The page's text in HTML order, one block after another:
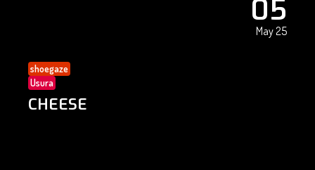
05
May 25
shoegaze
Usura
CHEESE